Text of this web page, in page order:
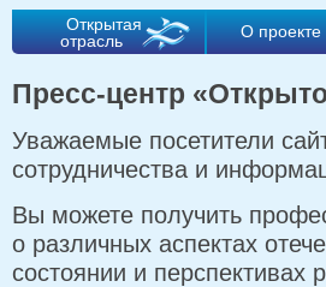
Открытая
отрасль
О проекте
Пресс-центр
Уважаемые посетители
сотрудничества и
Вы можете получить
о различных аспектах
состоянии и перспективах